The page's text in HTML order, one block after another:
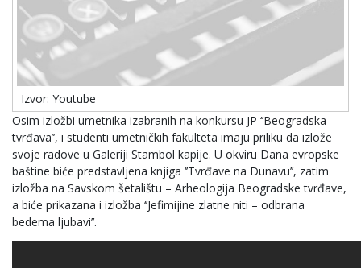
Izvor: Youtube
Osim izložbi umetnika izabranih na konkursu JP ‘’Beogradska
tvrđava’’, i studenti umetničkih fakulteta imaju priliku da izlože
svoje radove u Galeriji Stambol kapije. U okviru Dana evropske
baštine biće predstavljena knjiga ‘’Tvrđave na Dunavu’’, zatim
izložba na Savskom šetalištu – Arheologija Beogradske tvrđave,
a biće prikazana i izložba ‘’Jefimijine zlatne niti – odbrana
bedema ljubavi’’.